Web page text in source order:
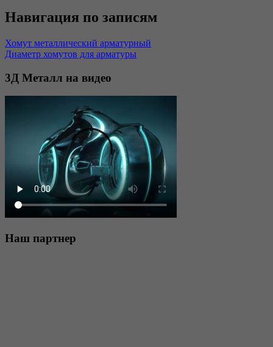
Навигация по записям
Хомут металлический арматурный
Диаметр хомутов для арматуры
3Д Металл на видео
Наш партнер